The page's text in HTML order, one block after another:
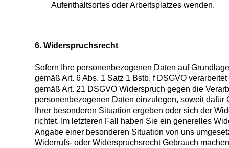
Aufenthaltsortes oder Arbeitsplatzes wenden.
6. Widerspruchsrecht
Sofern Ihre personenbezogenen Daten auf
gemäß Art. 6 Abs. 1 Satz 1 Bstb. f DSGVO
gemäß Art. 21 DSGVO Widerspruch gegen die
personenbezogenen Daten einzulegen, soweit dafür
Ihrer besonderen Situation ergeben oder sich der
richtet. Im letzteren Fall haben Sie ein generelles
Angabe einer besonderen Situation von uns
Widerrufs- oder Widerspruchsrecht Gebrauch